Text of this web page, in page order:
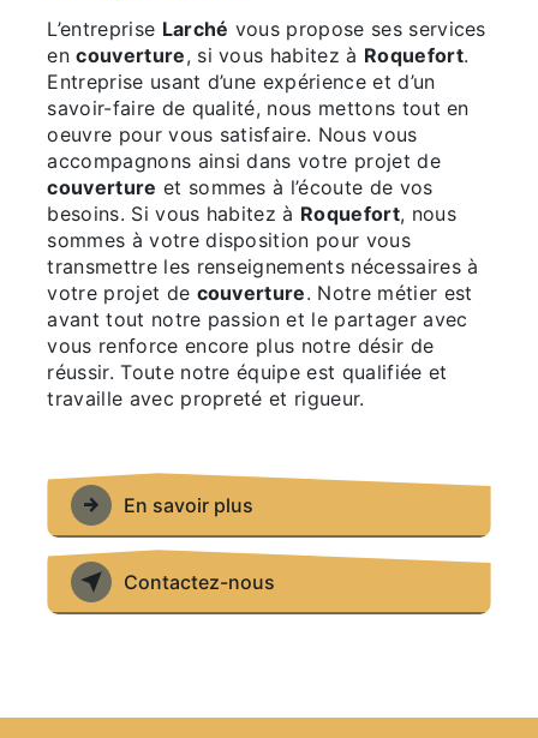
L’entreprise Larché vous propose ses services
encouverture, si vous habitez à Roquefort.
Entreprise usant d’une expérience et d’un
savoir-faire de qualité, nous mettons tout en
oeuvre pour vous satisfaire. Nous vous
accompagnons ainsi dans votre projet de
couverture et sommes à l’écoute de vos
besoins. Si vous habitez à Roquefort, nous
sommes à votre disposition pour vous
transmettre les renseignements nécessaires à
votre projet de couverture. Notre métier est
avant tout notre passion et le partager avec
vous renforce encore plus notre désir de
réussir. Toute notre équipe est qualifiée et
travaille avec propreté et rigueur.
En savoir plus
Contactez-nous